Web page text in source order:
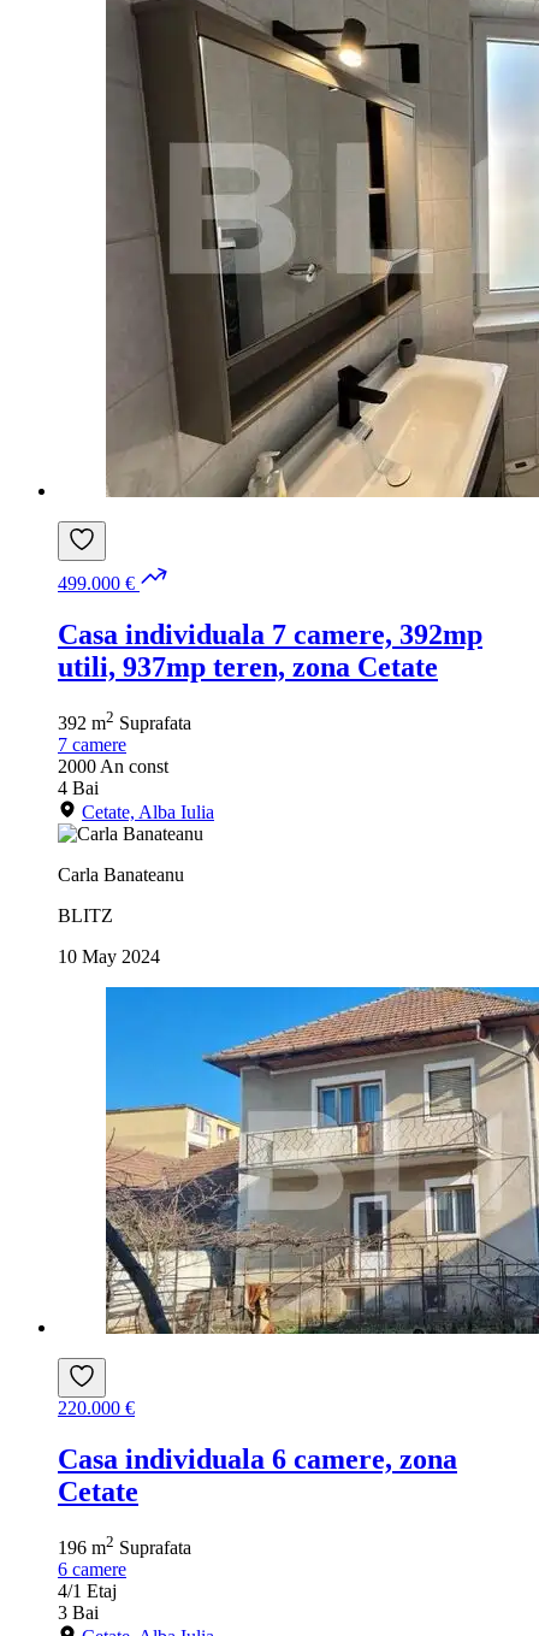
499.000 €
Casa individuala 7 camere, 392mp
utili, 937mp teren, zona Cetate
392 m2 Suprafata
7 camere
2000 An const
4 Bai
Cetate, Alba Iulia
Carla Banateanu
BLITZ
10 May 2024
220.000 €
Casa individuala 6 camere, zona
Cetate
196 m2 Suprafata
6 camere
4/1 Etaj
3 Bai